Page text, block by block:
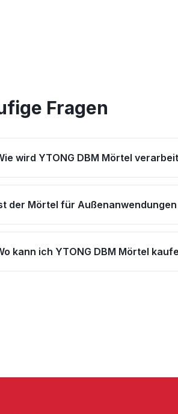
Fragen
wird YTONG DBM Mörtel
der Mörtel für
kann ich YTONG DBM Mörtel